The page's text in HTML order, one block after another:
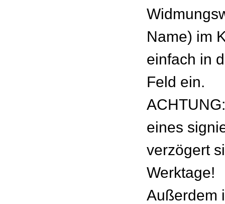
Name) im
einfach in
Feld ein.
eines
verzögert
Werktage!
Außerdem